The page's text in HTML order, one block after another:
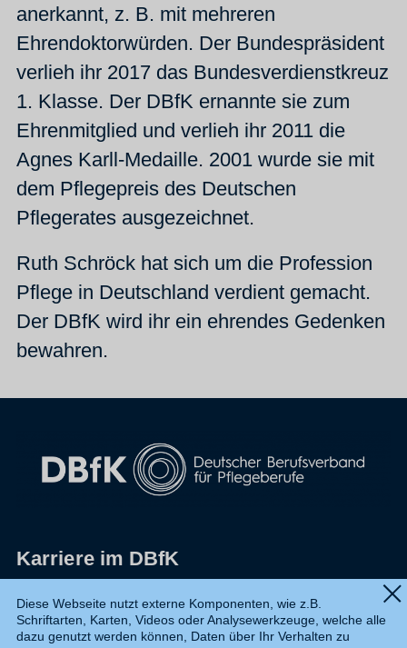
anerkannt, z. B. mit mehreren
Ehrendoktorwürden. Der Bundespräsident
verlieh ihr 2017 das Bundesverdienstkreuz
1. Klasse. Der DBfK ernannte sie zum
Ehrenmitglied und verlieh ihr 2011 die
Agnes Karll-Medaille. 2001 wurde sie mit
dem Pflegepreis des Deutschen
Pflegerates ausgezeichnet.
Ruth Schröck hat sich um die Profession
Pflege in Deutschland verdient gemacht.
Der DBfK wird ihr ein ehrendes Gedenken
bewahren.
Karriere im DBfK
Datenschutz
Diese Webseite nutzt externe Komponenten, wie z.B.
Schriftarten, Karten, Videos oder Analysewerkzeuge, welche alle
dazu genutzt werden können, Daten über Ihr Verhalten zu